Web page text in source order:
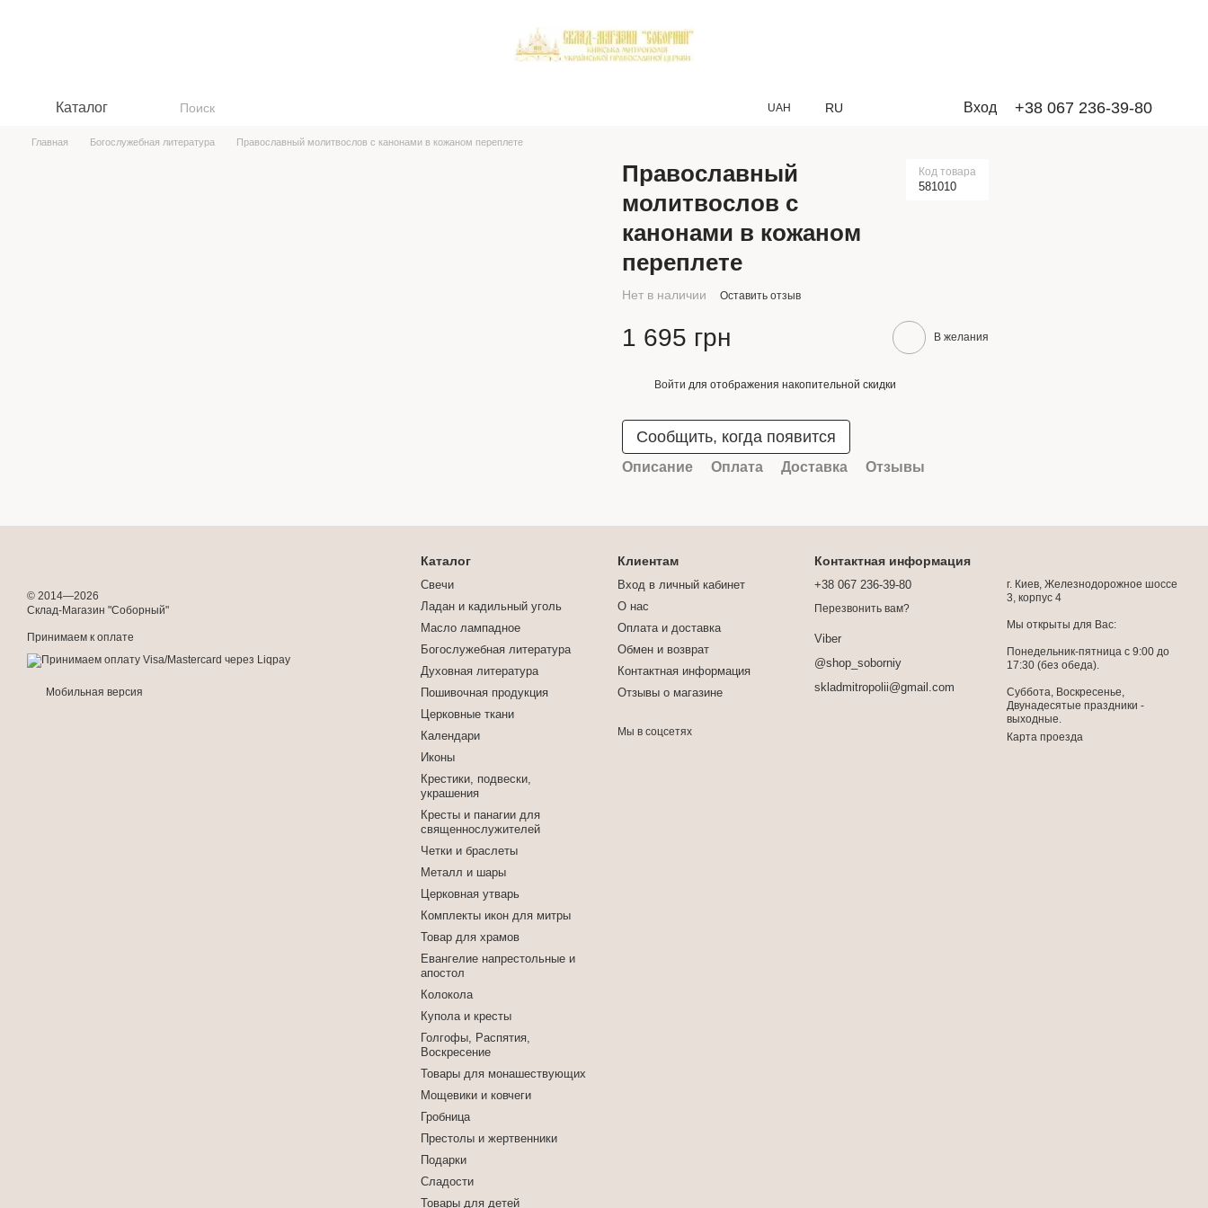
Каталог UAH RU Вход +38 067 236-39-80
Главная Богослужебная литература Православный молитвослов с канонами в кожаном переплете
Православный
молитвослов с
канонами в кожаном
переплете
Код товара
581010
Нет в наличии Оставить отзыв
1 695 грн В желания
Войти для отображения накопительной скидки
Сообщить, когда появится
Описание Оплата Доставка Отзывы
© 2014—2026
Склад-Магазин "Соборный"
Принимаем к оплате
Мобильная версия
Каталог
Свечи
Ладан и кадильный уголь
Масло лампадное
Богослужебная литература
Духовная литература
Пошивочная продукция
Церковные ткани
Календари
Иконы
Крестики, подвески,
украшения
Кресты и панагии для
священнослужителей
Четки и браслеты
Металл и шары
Церковная утварь
Комплекты икон для митры
Товар для храмов
Евангелие напрестольные и
апостол
Колокола
Купола и кресты
Голгофы, Распятия,
Воскресение
Товары для монашествующих
Мощевики и ковчеги
Гробница
Престолы и жертвенники
Подарки
Сладости
Товары для детей
Клиентам
Вход в личный кабинет
О нас
Оплата и доставка
Обмен и возврат
Контактная информация
Отзывы о магазине
Мы в соцсетях
Контактная информация
+38 067 236-39-80
Перезвонить вам?
Viber
@shop_soborniy
skladmitropolii@gmail.com
г. Киев, Железнодорожное шоссе
3, корпус 4
Мы открыты для Вас:
Понедельник-пятница с 9:00 до
17:30 (без обеда).
Суббота, Воскресенье,
Двунадесятые праздники -
выходные.
Карта проезда